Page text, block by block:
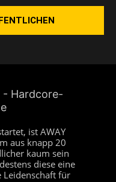
ist AWAY
aus knapp 20
kaum sein
diese eine
Leidenschaft für